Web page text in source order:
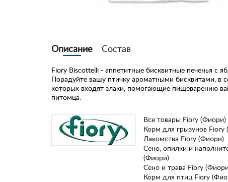
Описание Состав
Fiory Biscottelli - аппетитные бисквитные печенья с
Порадуйте вашу птичку ароматными бисквитами, в
которых входят злаки, помогающие пищеварению
питомца.
Все товары Fiory (Фиори)
Корм для грызунов Fiory
Лакомства Fiory (Фиори)
Сено, опилки и
(Фиори)
Сено и трава Fiory
Корм для птиц Fiory